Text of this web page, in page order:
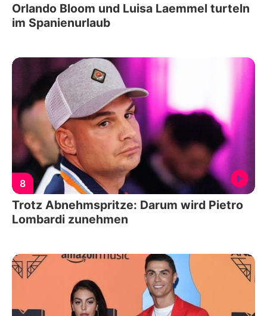
Orlando Bloom und Luisa Laemmel turteln
im Spanienurlaub
8
Trotz Abnehmspritze: Darum wird Pietro
Lombardi zunehmen